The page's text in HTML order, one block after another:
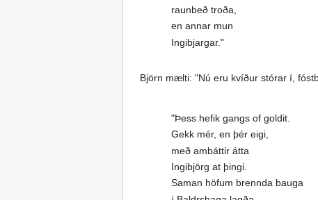
raunbeð troða,
en annar mun
Ingibjargar."
Björn mælti: "Nú eru kvíður stórar í,
"Þess hefik gangs of goldit.
Gekk mér, en þér eigi,
með ambáttir átta
Ingibjörg at þingi.
Saman höfum brennda bauga